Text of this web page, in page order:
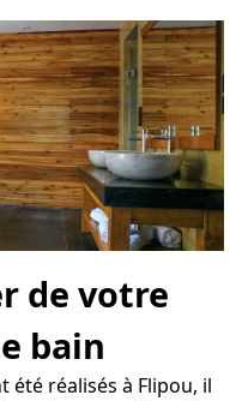
de votre
bain
été réalisés à Flipou, il